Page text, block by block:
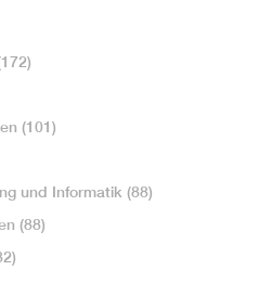
(101)
und Informatik (88)
(88)